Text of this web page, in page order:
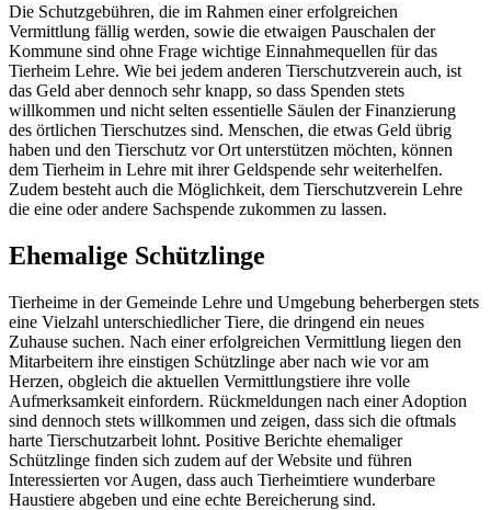
Die Schutzgebühren, die im Rahmen einer erfolgreichen
Vermittlung fällig werden, sowie die etwaigen Pauschalen der
Kommune sind ohne Frage wichtige Einnahmequellen für das
Tierheim Lehre. Wie bei jedem anderen Tierschutzverein auch, ist
das Geld aber dennoch sehr knapp, so dass Spenden stets
willkommen und nicht selten essentielle Säulen der Finanzierung
des örtlichen Tierschutzes sind. Menschen, die etwas Geld übrig
haben und den Tierschutz vor Ort unterstützen möchten, können
dem Tierheim in Lehre mit ihrer Geldspende sehr weiterhelfen.
Zudem besteht auch die Möglichkeit, dem Tierschutzverein Lehre
die eine oder andere Sachspende zukommen zu lassen.
Ehemalige Schützlinge
Tierheime in der Gemeinde Lehre und Umgebung beherbergen stets
eine Vielzahl unterschiedlicher Tiere, die dringend ein neues
Zuhause suchen. Nach einer erfolgreichen Vermittlung liegen den
Mitarbeitern ihre einstigen Schützlinge aber nach wie vor am
Herzen, obgleich die aktuellen Vermittlungstiere ihre volle
Aufmerksamkeit einfordern. Rückmeldungen nach einer Adoption
sind dennoch stets willkommen und zeigen, dass sich die oftmals
harte Tierschutzarbeit lohnt. Positive Berichte ehemaliger
Schützlinge finden sich zudem auf der Website und führen
Interessierten vor Augen, dass auch Tierheimtiere wunderbare
Haustiere abgeben und eine echte Bereicherung sind.